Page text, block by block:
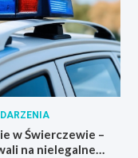
w Świerczewie –
na nielegalne